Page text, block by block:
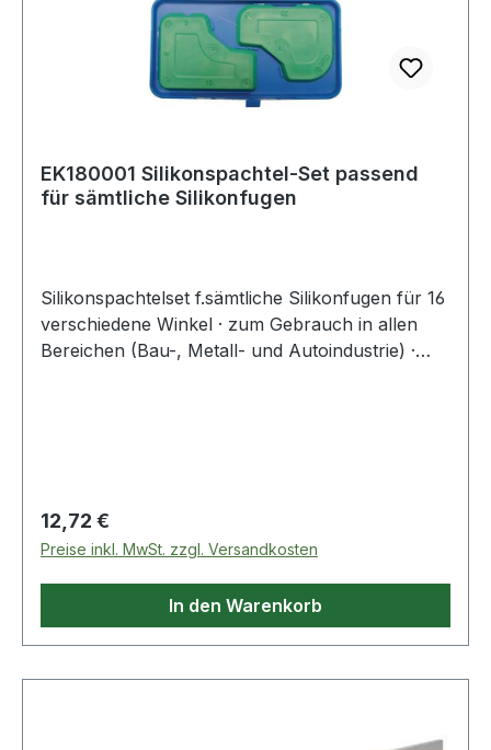
EK180001 Silikonspachtel-Set passend
für sämtliche Silikonfugen
Silikonspachtelset f.sämtliche Silikonfugen für 16
verschiedene Winkel · zum Gebrauch in allen
Bereichen (Bau-, Metall- und Autoindustrie) ·
Regulärer Preis:
12,72 €
Preise inkl. MwSt. zzgl. Versandkosten
In den Warenkorb